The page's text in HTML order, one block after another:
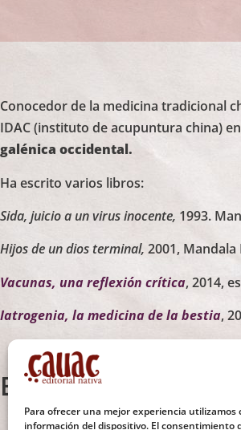
Para ofrecer una mejor experiencia utilizamos
información del dispositivo. El
Conocedor de la medicina tradicional
IDAC (instituto de acupuntura china)
galénica occidental.
Ha escrito varios libros:
Sida, juicio a un virus inocente, 1993.
Hijos de un dios terminal, 2001, Mandala
Vacunas, una reflexión crítica, 2014,
Iatrogenia, la medicina de la bestia,
Enlaces: